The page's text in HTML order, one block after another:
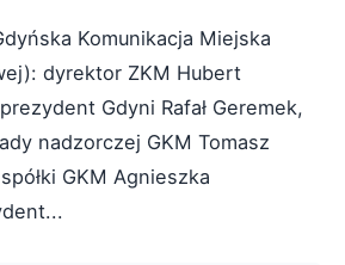
Komunikacja Miejska
dyrektor ZKM Hubert
Gdyni Rafał Geremek,
nadzorczej GKM Tomasz
GKM Agnieszka